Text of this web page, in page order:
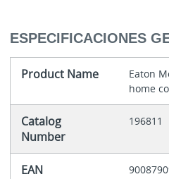
ESPECIFICACIONES
Product Name
Eaton
home
Catalog
Number
196811
EAN